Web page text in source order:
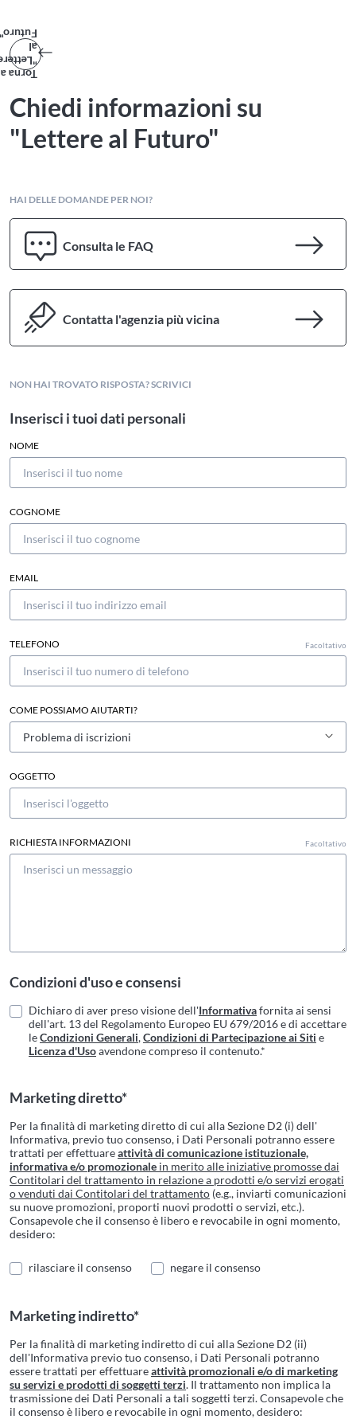
Torna a
al
Futuro"
Chiedi informazioni su
"Lettere al Futuro"
NON HAI TROVATO RISPOSTA? SCRIVICI
Inserisci i tuoi dati personali
NOME
COGNOME
EMAIL
TELEFONO Facoltativo
COME POSSIAMO AIUTARTI?
OGGETTO
RICHIESTA INFORMAZIONI Facoltativo
Condizioni d'uso e consensi
Dichiaro di aver preso visione dell'Informativafornita ai sensi
dell'art. 13 del Regolamento Europeo EU 679/2016 e di accettare
leCondizioni Generali,Condizioni di Partecipazione ai Siti e
Licenza d'Usoavendone compreso il contenuto.*
Marketing diretto*
Per la finalità di marketing diretto di cui alla Sezione D2 (i) dell'
Informativa, previo tuo consenso, i Dati Personali potranno essere
trattati per effettuareattività di comunicazione istituzionale,
informativa e/o promozionale in merito alle iniziative promosse dai
Contitolari del trattamento in relazione a prodotti e/o servizi erogati
o venduti dai Contitolari del trattamento (e.g., inviarti comunicazioni
su nuove promozioni, proporti nuovi prodotti o servizi, etc.).
Consapevole che il consenso è libero e revocabile in ogni momento,
desidero:
rilasciare il consenso negare il consenso
Marketing indiretto*
Per la finalità di marketing indiretto di cui alla Sezione D2 (ii)
dell'Informativa previo tuo consenso, i Dati Personali potranno
essere trattati per effettuareattività promozionali e/o di marketing
su servizi e prodotti di soggetti terzi. Il trattamento non implica la
trasmissione dei Dati Personali a tali soggetti terzi. Consapevole che
il consenso è libero e revocabile in ogni momento, desidero:
HAI DELLE DOMANDE PER NOI?
Consulta le FAQ
Contatta l'agenzia più vicina